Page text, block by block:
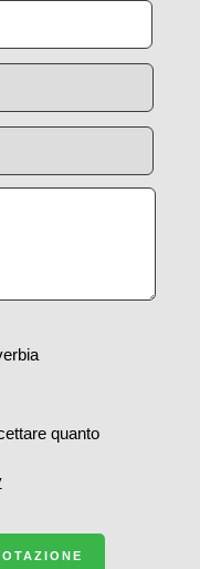
quanto